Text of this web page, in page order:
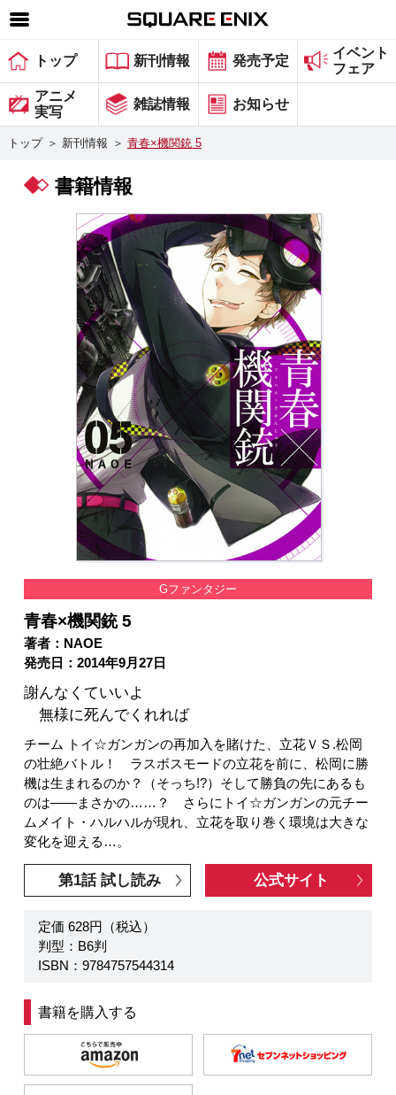
SQUARE ENIX 公式サイトメニュー
ゲーム
マガジン＆ブックス
グッズ
会社情報 採用情報
スクウェア・エニックス サイト内検索
トップ 新刊情報 発売予定
イベント
フェア
アニメ
実写
雑誌情報 お知らせ
トップ ＞ 新刊情報 ＞ 青春×機関銃 5
書籍情報
Gファンタジー
青春×機関銃 5
著者：NAOE
発売日：2014年9月27日
謝んなくていいよ
無様に死んでくれれば
チーム トイ☆ガンガンの再加入を賭けた、立花ＶＳ.松岡
の壮絶バトル！ ラスボスモードの立花を前に、松岡に勝
機は生まれるのか？（そっち!?）そして勝負の先にあるも
のは――まさかの……？ さらにトイ☆ガンガンの元チー
ムメイト・ハルハルが現れ、立花を取り巻く環境は大きな
変化を迎える…。
第1話 試し読み 公式サイト
定価 628円（税込）
判型：B6判
ISBN：9784757544314
書籍を購入する